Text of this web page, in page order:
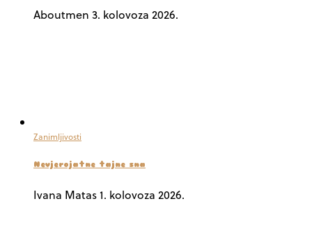
Aboutmen 3. kolovoza 2026.
Zanimljivosti
Nevjerojatne tajne sna
Ivana Matas1. kolovoza 2026.